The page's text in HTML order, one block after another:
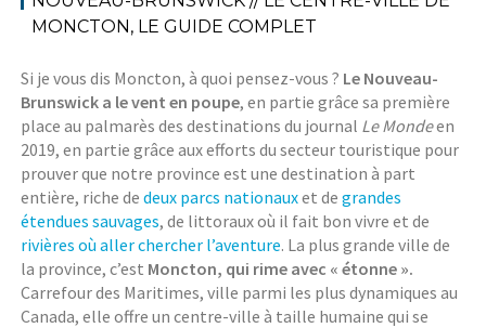
MONCTON, LE GUIDE COMPLET
Si je vous dis Moncton, à quoi pensez-vous ? Le Nouveau-
Brunswick a le vent en poupe, en partie grâce sa première
place au palmarès des destinations du journal Le Mondeen
2019, en partie grâce aux efforts du secteur touristique pour
prouver que notre province est une destination à part
entière, riche dedeux parcs nationauxet degrandes
étendues sauvages, de littoraux où il fait bon vivre et de
rivières où aller chercher l’aventure. La plus grande ville de
la province, c’est Moncton, qui rime avec « étonne ».
Carrefour des Maritimes, ville parmi les plus dynamiques au
Canada, elle offre un centre-ville à taille humaine qui se